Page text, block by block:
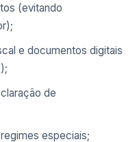
(evitando
e documentos digitais
de
especiais;